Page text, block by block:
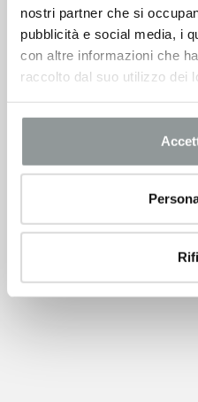
nostri partner che si
pubblicità e social media, i
con altre informazioni che
raccolto dal suo utilizzo dei